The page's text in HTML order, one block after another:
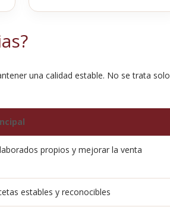
una calidad estable. No se trata solo
propios y mejorar la venta
estables y reconocibles